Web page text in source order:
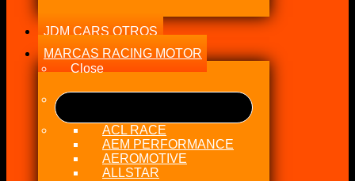
JDM CARS OTROS
MARCAS RACING MOTOR
Close
ACL RACE
AEM PERFORMANCE
AEROMOTIVE
ALLSTAR